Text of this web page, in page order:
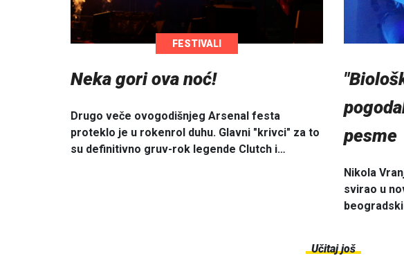
FESTIVALI
Neka gori ova noć!
Drugo veče ovogodišnjeg Arsenal festa
proteklo je u rokenrol duhu. Glavni "krivci" za to
su definitivno gruv-rok legende Clutch i…
pesme
Nikola
svirao u
Učitaj još